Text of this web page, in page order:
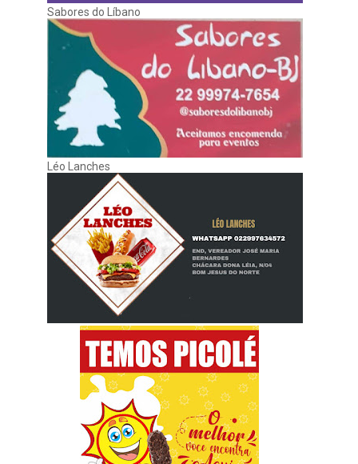
Sabores do Líbano
Léo Lanches